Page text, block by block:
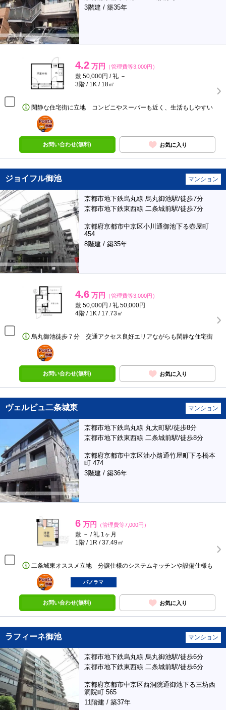
3階建 / 築35年
4.2 万円 （管理費等3,000円）
敷 50,000円 / 礼 －
3階 / 1K / 18㎡
閑静な住宅街に立地 コンビニやスーパーも近く、生活もしやすい
ポンタ
部屋
お問い合わせ(無料) お気に入り
ジョイフル御池 マンション
京都市地下鉄烏丸線 烏丸御池駅/徒歩7分
京都市地下鉄東西線 二条城前駅/徒歩7分
京都府京都市中京区小川通御池下る壺屋町
454
8階建 / 築35年
4.6 万円 （管理費等3,000円）
敷 50,000円 / 礼 50,000円
4階 / 1K / 17.73㎡
烏丸御池徒歩７分 交通アクセス良好エリアながらも閑静な住宅街
ポンタ
部屋
お問い合わせ(無料) お気に入り
ヴェルビュ二条城東 マンション
京都市地下鉄烏丸線 丸太町駅/徒歩8分
京都市地下鉄東西線 二条城前駅/徒歩8分
京都府京都市中京区油小路通竹屋町下る橋本
町 474
3階建 / 築36年
6 万円 （管理費等7,000円）
敷 － / 礼 1ヶ月
1階 / 1R / 37.49㎡
二条城東オススメ立地 分譲仕様のシステムキッチンや設備仕様も
ポンタ
部屋
パノラマ
お問い合わせ(無料) お気に入り
ラフィーネ御池 マンション
京都市地下鉄烏丸線 烏丸御池駅/徒歩6分
京都市地下鉄東西線 二条城前駅/徒歩6分
京都府京都市中京区西洞院通御池下る三坊西
洞院町 565
11階建 / 築37年